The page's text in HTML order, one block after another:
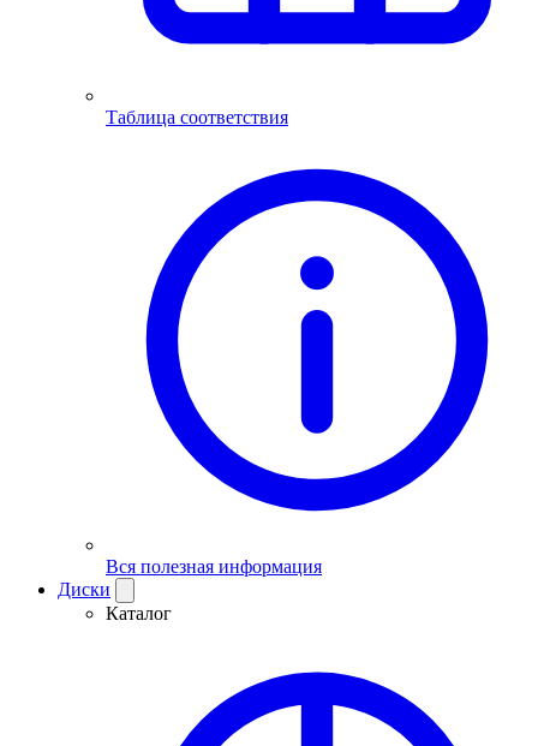
Таблица соответствия
Вся полезная информация
Диски
Каталог